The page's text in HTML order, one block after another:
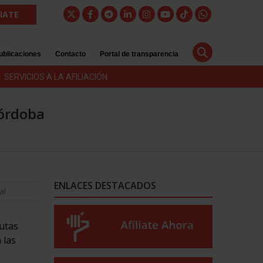
Contacto Portal de transparencia
SERVICIOS A LA AFILIACIÓN
las
ENLACES DESTACADOS